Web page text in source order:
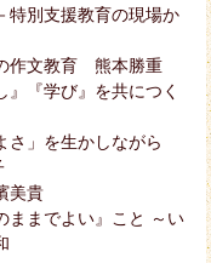
特別支援教育の現場か
作文教育 熊本勝重
』『学び』を共につく
さ」を生かしながら
美貴
ままでよい』こと ～い